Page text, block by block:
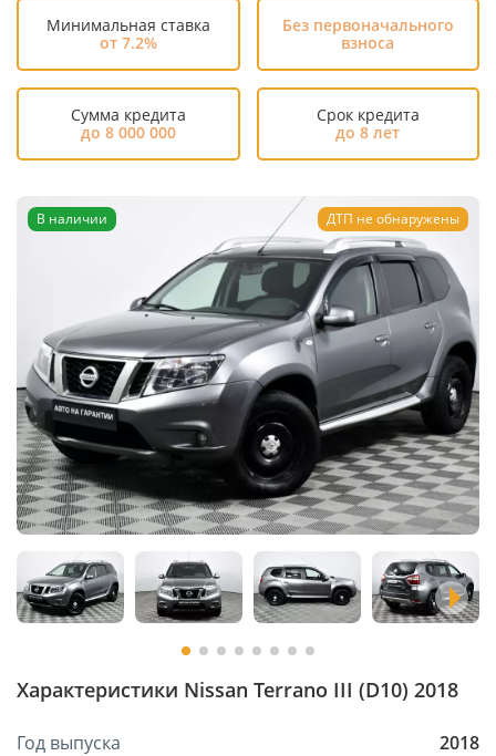
Минимальная ставка
от 7.2%
Без первоначального
взноса
Сумма кредита
до 8 000 000
Срок кредита
до 8 лет
Характеристики Nissan Terrano III (D10) 2018
Год выпуска
2018
В наличии ДТП не обнаружены